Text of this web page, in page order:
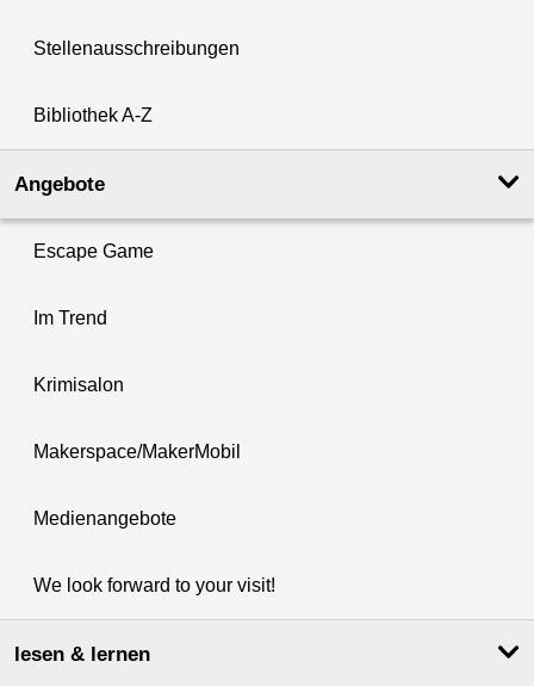
Stellenausschreibungen
Bibliothek A-Z
Angebote
Escape Game
Im Trend
Krimisalon
Makerspace/MakerMobil
Medienangebote
We look forward to your visit!
lesen & lernen